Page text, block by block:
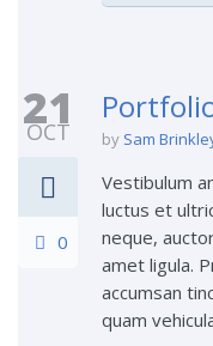
21
OCT
0
by Sam
Vestibulum
luctus et
neque,
amet ligula.
accumsan
quam